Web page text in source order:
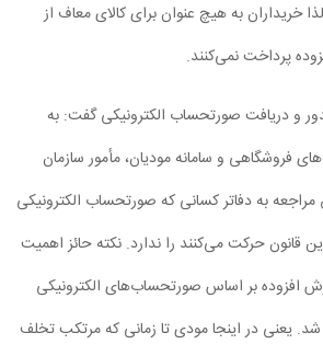
خریداران به هیچ عنوان برای کالای معاف از
پرداخت نمی‌کنند.
و دریافت صورتحساب الکترونیکی گفت: به
پایانه‌های فروشگاهی و سامانه مودیان، مأمور سازمان
به دفاتر کسانی که صورتحساب الکترونیکی
قانون حرکت می‌کنند را ندارد. نکته حائز اهمیت
افزوده بر اساس صورتحساب‌های الکترونیکی
یعنی در اینجا مودی تا زمانی که مرتکب تخلف